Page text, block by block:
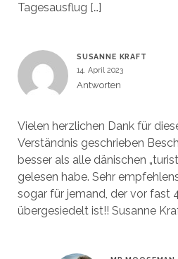
Tagesausflug […]
SUSANNE KRAFT
14. April 2023
Antworten
Vielen herzlichen Dank für
Verständnis geschrieben
besser als alle dänischen
gelesen habe. Sehr
sogar für jemand, der vor fast
übergesiedelt ist!! Susanne